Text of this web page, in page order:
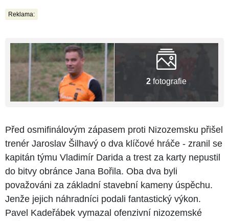
Reklama:
2 fotografie
Před osmifinálovým zápasem proti Nizozemsku přišel
trenér Jaroslav Šilhavý o dva klíčové hráče - zranil se
kapitán týmu Vladimír Darida a trest za karty nepustil
do bitvy obránce Jana Bořila. Oba dva byli
považováni za základní stavební kameny úspěchu.
Jenže jejich náhradníci podali fantastický výkon.
Pavel Kadeřábek vymazal ofenzivní nizozemské